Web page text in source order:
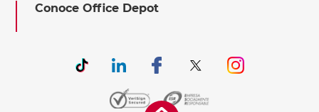
Conoce Office Depot